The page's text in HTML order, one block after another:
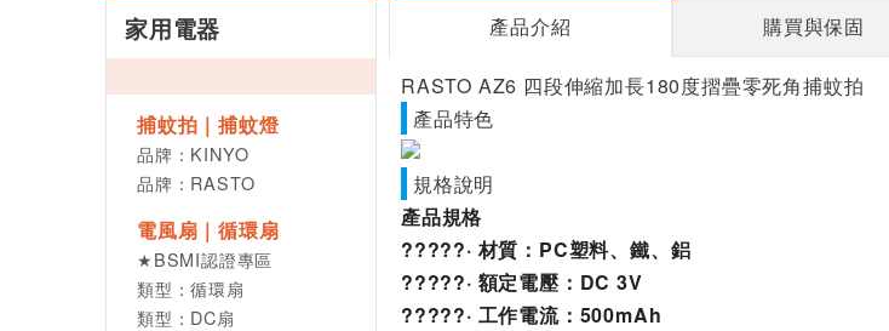
家用電器
捕蚊拍｜捕蚊燈
品牌：KINYO
品牌：RASTO
電風扇｜循環扇
★BSMI認證專區
類型：循環扇
類型：DC扇
產品介紹 購買與保固
RASTO AZ6 四段伸縮加長180度摺疊零死角捕蚊拍
產品特色
規格說明
產品規格
?????· 材質：PC塑料、鐵、鋁
?????· 額定電壓：DC 3V
?????· 工作電流：500mAh